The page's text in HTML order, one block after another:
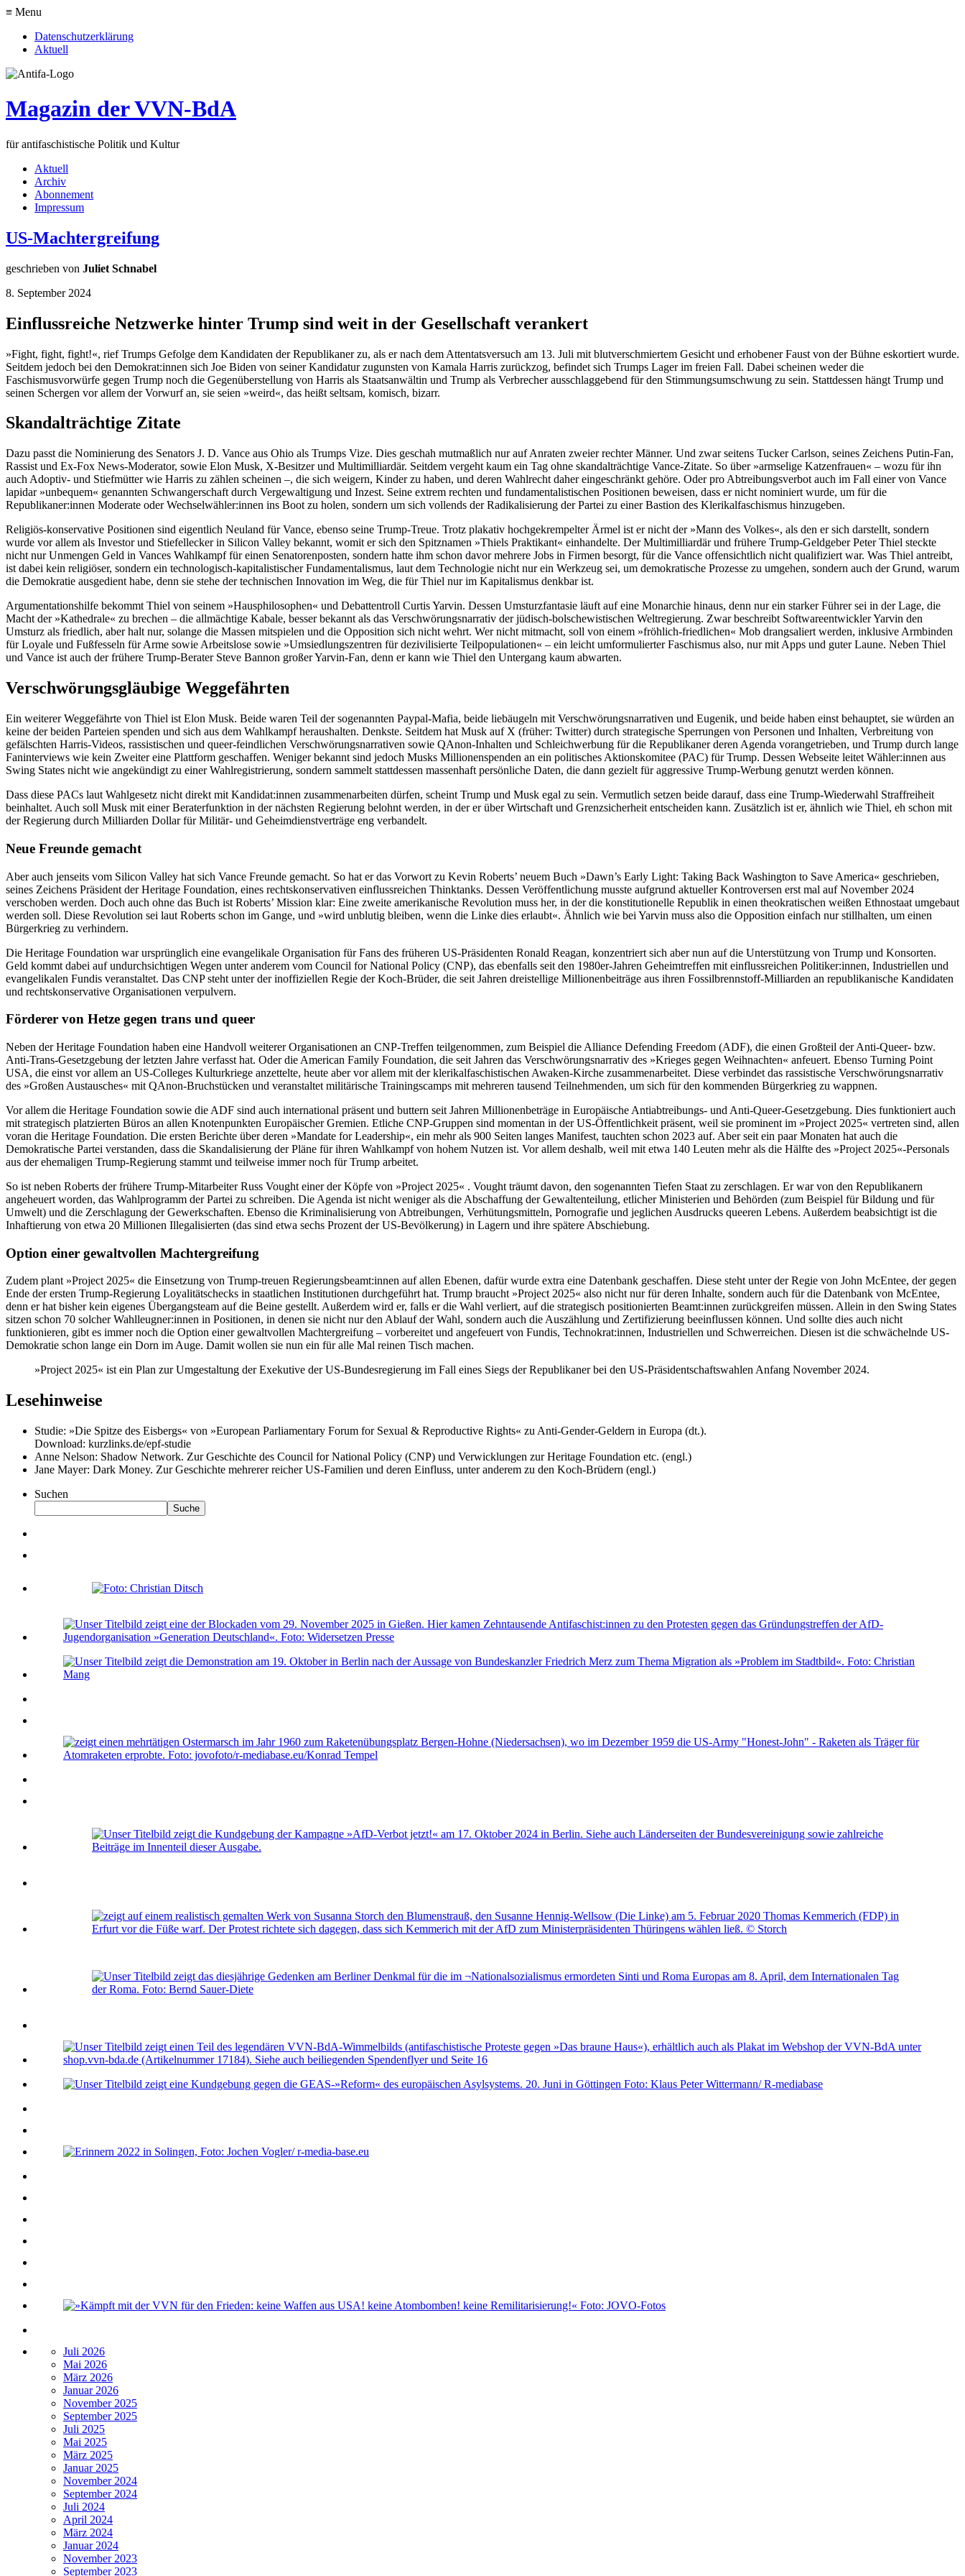
≡ Menu
Datenschutzerklärung
Aktuell
Magazin der VVN-BdA
für antifaschistische Politik und Kultur
Aktuell
Archiv
Abonnement
Impressum
US-Machtergreifung
geschrieben von Juliet Schnabel
8. September 2024
Einflussreiche Netzwerke hinter Trump sind weit in der Gesellschaft verankert
»Fight, fight, fight!«, rief Trumps Gefolge dem Kandidaten der Republikaner zu, als er nach dem Attentatsversuch am 13. Juli mit blutverschmiertem Gesicht und erhobener Faust von der Bühne eskortiert wurde.
Seitdem jedoch bei den Demokrat:innen sich Joe Biden von seiner Kandidatur zugunsten von Kamala Harris zurückzog, befindet sich Trumps Lager im freien Fall. Dabei scheinen weder die
Faschismusvorwürfe gegen Trump noch die Gegenüberstellung von Harris als Staatsanwältin und Trump als Verbrecher ausschlaggebend für den Stimmungsumschwung zu sein. Stattdessen hängt Trump und
seinen Schergen vor allem der Vorwurf an, sie seien »weird«, das heißt seltsam, komisch, bizarr.
Skandalträchtige Zitate
Dazu passt die Nominierung des Senators J. D. Vance aus Ohio als Trumps Vize. Dies geschah mutmaßlich nur auf Anraten zweier rechter Männer. Und zwar seitens Tucker Carlson, seines Zeichens Putin-Fan,
Rassist und Ex-Fox News-Moderator, sowie Elon Musk, X-Besitzer und Multimilliardär. Seitdem vergeht kaum ein Tag ohne skandalträchtige Vance-Zitate. So über »armselige Katzenfrauen« – wozu für ihn
auch Adoptiv- und Stiefmütter wie Harris zu zählen scheinen –, die sich weigern, Kinder zu haben, und deren Wahlrecht daher eingeschränkt gehöre. Oder pro Abtreibungsverbot auch im Fall einer von Vance
lapidar »unbequem« genannten Schwangerschaft durch Vergewaltigung und Inzest. Seine extrem rechten und fundamentalistischen Positionen beweisen, dass er nicht nominiert wurde, um für die
Republikaner:innen Moderate oder Wechselwähler:innen ins Boot zu holen, sondern um sich vollends der Radikalisierung der Partei zu einer Bastion des Klerikalfaschismus hinzugeben.
Religiös-konservative Positionen sind eigentlich Neuland für Vance, ebenso seine Trump-Treue. Trotz plakativ hochgekrempelter Ärmel ist er nicht der »Mann des Volkes«, als den er sich darstellt, sondern
wurde vor allem als Investor und Stiefellecker in Silicon Valley bekannt, womit er sich den Spitznamen »Thiels Praktikant« einhandelte. Der Multimilliardär und frühere Trump-Geldgeber Peter Thiel steckte
nicht nur Unmengen Geld in Vances Wahlkampf für einen Senatorenposten, sondern hatte ihm schon davor mehrere Jobs in Firmen besorgt, für die Vance offensichtlich nicht qualifiziert war. Was Thiel antreibt,
ist dabei kein religiöser, sondern ein technologisch-kapitalistischer Fundamentalismus, laut dem Technologie nicht nur ein Werkzeug sei, um demokratische Prozesse zu umgehen, sondern auch der Grund, warum
die Demokratie ausgedient habe, denn sie stehe der technischen Innovation im Weg, die für Thiel nur im Kapitalismus denkbar ist.
Argumentationshilfe bekommt Thiel von seinem »Hausphilosophen« und Debattentroll Curtis Yarvin. Dessen Umsturzfantasie läuft auf eine Monarchie hinaus, denn nur ein starker Führer sei in der Lage, die
Macht der »Kathedrale« zu brechen – die allmächtige Kabale, besser bekannt als das Verschwörungsnarrativ der jüdisch-bolschewistischen Weltregierung. Zwar beschreibt Softwareentwickler Yarvin den
Umsturz als friedlich, aber halt nur, solange die Massen mitspielen und die Opposition sich nicht wehrt. Wer nicht mitmacht, soll von einem »fröhlich-friedlichen« Mob drangsaliert werden, inklusive Armbinden
für Loyale und Fußfesseln für Arme sowie Arbeitslose sowie »Umsiedlungszentren für dezivilisierte Teilpopulationen« – ein leicht umformulierter Faschismus also, nur mit Apps und guter Laune. Neben Thiel
und Vance ist auch der frühere Trump-Berater Steve Bannon großer Yarvin-Fan, denn er kann wie Thiel den Untergang kaum abwarten.
Verschwörungsgläubige Weggefährten
Ein weiterer Weggefährte von Thiel ist Elon Musk. Beide waren Teil der sogenannten Paypal-Mafia, beide liebäugeln mit Verschwörungsnarrativen und Eugenik, und beide haben einst behauptet, sie würden an
keine der beiden Parteien spenden und sich aus dem Wahlkampf heraushalten. Denkste. Seitdem hat Musk auf X (früher: Twitter) durch strategische Sperrungen von Personen und Inhalten, Verbreitung von
gefälschten Harris-Videos, rassistischen und queer-feindlichen Verschwörungsnarrativen sowie QAnon-Inhalten und Schleichwerbung für die Republikaner deren Agenda vorangetrieben, und Trump durch lange
Faninterviews wie kein Zweiter eine Plattform geschaffen. Weniger bekannt sind jedoch Musks Millionenspenden an ein politisches Aktionskomitee (PAC) für Trump. Dessen Webseite leitet Wähler:innen aus
Swing States nicht wie angekündigt zu einer Wahlregistrierung, sondern sammelt stattdessen massenhaft persönliche Daten, die dann gezielt für aggressive Trump-Werbung genutzt werden können.
Dass diese PACs laut Wahlgesetz nicht direkt mit Kandidat:innen zusammenarbeiten dürfen, scheint Trump und Musk egal zu sein. Vermutlich setzen beide darauf, dass eine Trump-Wiederwahl Straffreiheit
beinhaltet. Auch soll Musk mit einer Beraterfunktion in der nächsten Regierung belohnt werden, in der er über Wirtschaft und Grenzsicherheit entscheiden kann. Zusätzlich ist er, ähnlich wie Thiel, eh schon mit
der Regierung durch Milliarden Dollar für Militär- und Geheimdienstverträge eng verbandelt.
Neue Freunde gemacht
Aber auch jenseits vom Silicon Valley hat sich Vance Freunde gemacht. So hat er das Vorwort zu Kevin Roberts’ neuem Buch »Dawn’s Early Light: Taking Back Washington to Save America« geschrieben,
seines Zeichens Präsident der Heritage Foundation, eines rechtskonservativen einflussreichen Thinktanks. Dessen Veröffentlichung musste aufgrund aktueller Kontroversen erst mal auf November 2024
verschoben werden. Doch auch ohne das Buch ist Roberts’ Mission klar: Eine zweite amerikanische Revolution muss her, in der die konstitutionelle Republik in einen theokratischen weißen Ethnostaat umgebaut
werden soll. Diese Revolution sei laut Roberts schon im Gange, und »wird unblutig bleiben, wenn die Linke dies erlaubt«. Ähnlich wie bei Yarvin muss also die Opposition einfach nur stillhalten, um einen
Bürgerkrieg zu verhindern.
Die Heritage Foundation war ursprünglich eine evangelikale Organisation für Fans des früheren US-Präsidenten Ronald Reagan, konzentriert sich aber nun auf die Unterstützung von Trump und Konsorten.
Geld kommt dabei auf undurchsichtigen Wegen unter anderem vom Council for National Policy (CNP), das ebenfalls seit den 1980er-Jahren Geheimtreffen mit einflussreichen Politiker:innen, Industriellen und
evangelikalen Fundis veranstaltet. Das CNP steht unter der inoffiziellen Regie der Koch-Brüder, die seit Jahren dreistellige Millionenbeiträge aus ihren Fossilbrennstoff-Milliarden an republikanische Kandidaten
und rechtskonservative Organisationen verpulvern.
Förderer von Hetze gegen trans und queer
Neben der Heritage Foundation haben eine Handvoll weiterer Organisationen an CNP-Treffen teilgenommen, zum Beispiel die Alliance Defending Freedom (ADF), die einen Großteil der Anti-Queer- bzw.
Anti-Trans-Gesetzgebung der letzten Jahre verfasst hat. Oder die American Family Foundation, die seit Jahren das Verschwörungsnarrativ des »Krieges gegen Weihnachten« anfeuert. Ebenso Turning Point
USA, die einst vor allem an US-Colleges Kulturkriege anzettelte, heute aber vor allem mit der klerikalfaschistischen Awaken-Kirche zusammenarbeitet. Diese verbindet das rassistische Verschwörungsnarrativ
des »Großen Austausches« mit QAnon-Bruchstücken und veranstaltet militärische Trainingscamps mit mehreren tausend Teilnehmenden, um sich für den kommenden Bürgerkrieg zu wappnen.
Vor allem die Heritage Foundation sowie die ADF sind auch international präsent und buttern seit Jahren Millionenbeträge in Europäische Antiabtreibungs- und Anti-Queer-Gesetzgebung. Dies funktioniert auch
mit strategisch platzierten Büros an allen Knotenpunkten Europäischer Gremien. Etliche CNP-Gruppen sind momentan in der US-Öffentlichkeit präsent, weil sie prominent im »Project 2025« vertreten sind, allen
voran die Heritage Foundation. Die ersten Berichte über deren »Mandate for Leadership«, ein mehr als 900 Seiten langes Manifest, tauchten schon 2023 auf. Aber seit ein paar Monaten hat auch die
Demokratische Partei verstanden, dass die Skandalisierung der Pläne für ihren Wahlkampf von hohem Nutzen ist. Vor allem deshalb, weil mit etwa 140 Leuten mehr als die Hälfte des »Project 2025«-Personals
aus der ehemaligen Trump-Regierung stammt und teilweise immer noch für Trump arbeitet.
So ist neben Roberts der frühere Trump-Mitarbeiter Russ Vought einer der Köpfe von »Project 2025« . Vought träumt davon, den sogenannten Tiefen Staat zu zerschlagen. Er war von den Republikanern
angeheuert worden, das Wahlprogramm der Partei zu schreiben. Die Agenda ist nicht weniger als die Abschaffung der Gewaltenteilung, etlicher Ministerien und Behörden (zum Beispiel für Bildung und für
Umwelt) und die Zerschlagung der Gewerkschaften. Ebenso die Kriminalisierung von Abtreibungen, Verhütungsmitteln, Pornografie und jeglichen Ausdrucks queeren Lebens. Außerdem beabsichtigt ist die
Inhaftierung von etwa 20 Millionen Illegalisierten (das sind etwa sechs Prozent der US-Bevölkerung) in Lagern und ihre spätere Abschiebung.
Option einer gewaltvollen Machtergreifung
Zudem plant »Project 2025« die Einsetzung von Trump-treuen Regierungsbeamt:innen auf allen Ebenen, dafür wurde extra eine Datenbank geschaffen. Diese steht unter der Regie von John McEntee, der gegen
Ende der ersten Trump-Regierung Loyalitätschecks in staatlichen Institutionen durchgeführt hat. Trump braucht »Project 2025« also nicht nur für deren Inhalte, sondern auch für die Datenbank von McEntee,
denn er hat bisher kein eigenes Übergangsteam auf die Beine gestellt. Außerdem wird er, falls er die Wahl verliert, auf die strategisch positionierten Beamt:innen zurückgreifen müssen. Allein in den Swing States
sitzen schon 70 solcher Wahlleugner:innen in Positionen, in denen sie nicht nur den Ablauf der Wahl, sondern auch die Auszählung und Zertifizierung beeinflussen können. Und sollte dies auch nicht
funktionieren, gibt es immer noch die Option einer gewaltvollen Machtergreifung – vorbereitet und angefeuert von Fundis, Technokrat:innen, Industriellen und Schwerreichen. Diesen ist die schwächelnde US-
Demokratie schon lange ein Dorn im Auge. Damit wollen sie nun ein für alle Mal reinen Tisch machen.
»Project 2025« ist ein Plan zur Umgestaltung der Exekutive der US-Bundesregierung im Fall eines Siegs der Republikaner bei den US-Präsidentschaftswahlen Anfang November 2024.
Lesehinweise
Studie: »Die Spitze des Eisbergs« von »European Parliamentary Forum for Sexual & Reproductive Rights« zu Anti-Gender-Geldern in Europa (dt.).
Download: kurzlinks.de/epf-studie
Anne Nelson: Shadow Network. Zur Geschichte des Council for National Policy (CNP) und Verwicklungen zur Heritage Foundation etc. (engl.)
Jane Mayer: Dark Money. Zur Geschichte mehrerer reicher US-Familien und deren Einfluss, unter anderem zu den Koch-Brüdern (engl.)
Suchen
Suche
Juli 2026
Mai 2026
März 2026
Januar 2026
November 2025
September 2025
Juli 2025
Mai 2025
März 2025
Januar 2025
November 2024
September 2024
Juli 2024
April 2024
März 2024
Januar 2024
November 2023
September 2023